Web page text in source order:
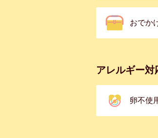
おでか
アレルギー対
卵不使